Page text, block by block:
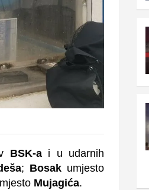
BSK-ai u udarnih
; Bosak umjesto
Mujagića.